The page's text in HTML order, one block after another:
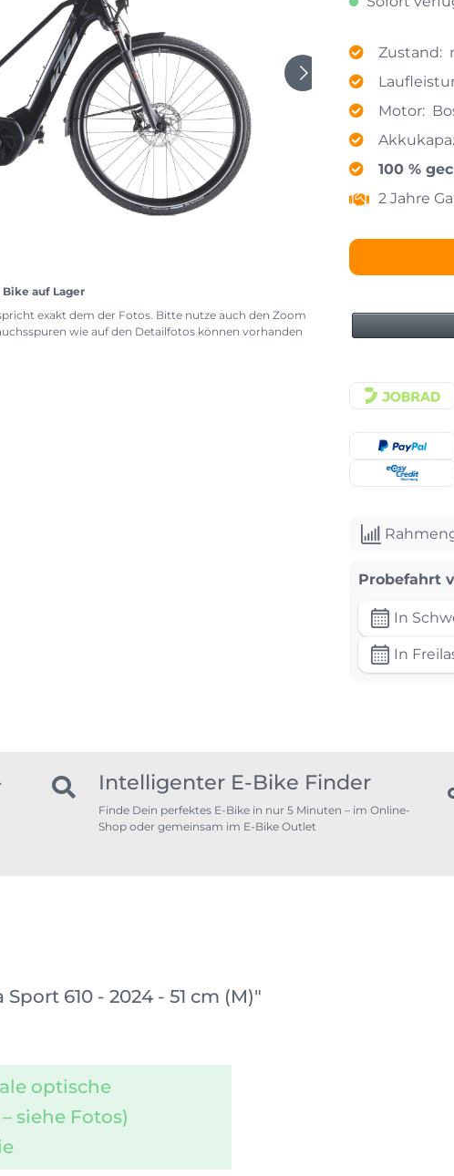
Bike auf Lager
exakt dem der Fotos. Bitte nutze auch den Zoom
wie auf den Detailfotos können vorhanden
Zustand:
Motor:
100 %
2 Jahre
Probefahrt
In
In
Intelligenter E-Bike Finder
Finde Dein perfektes E-Bike in nur 5 Minuten – im Online-
Shop oder gemeinsam im E-Bike Outlet
610 - 2024 - 51 cm (M)"
optische
siehe Fotos)